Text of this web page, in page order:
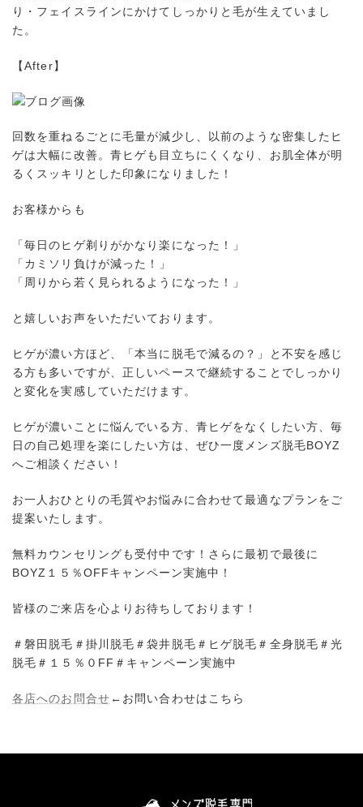
り・フェイスラインにかけてしっかりと毛が生えていまし
た。
【After】
回数を重ねるごとに毛量が減少し、以前のような密集したヒ
ゲは大幅に改善。青ヒゲも目立ちにくくなり、お肌全体が明
るくスッキリとした印象になりました！
お客様からも
「毎日のヒゲ剃りがかなり楽になった！」
「カミソリ負けが減った！」
「周りから若く見られるようになった！」
と嬉しいお声をいただいております。
ヒゲが濃い方ほど、「本当に脱毛で減るの？」と不安を感じ
る方も多いですが、正しいペースで継続することでしっかり
と変化を実感していただけます。
ヒゲが濃いことに悩んでいる方、青ヒゲをなくしたい方、毎
日の自己処理を楽にしたい方は、ぜひ一度メンズ脱毛BOYZ
へご相談ください！
お一人おひとりの毛質やお悩みに合わせて最適なプランをご
提案いたします。
無料カウンセリングも受付中です！さらに最初で最後に
BOYZ１５％OFFキャンペーン実施中！
皆様のご来店を心よりお待ちしております！
＃磐田脱毛＃掛川脱毛＃袋井脱毛＃ヒゲ脱毛＃全身脱毛＃光
脱毛＃１５％０FF＃キャンペーン実施中
各店へのお問合せ ←お問い合わせはこちら